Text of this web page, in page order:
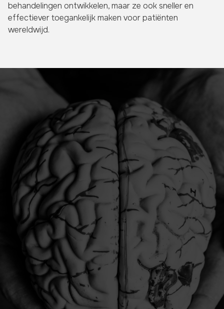
behandelingen ontwikkelen, maar ze ook sneller en
effectiever toegankelijk maken voor patiënten
wereldwijd.
Samen werken wij aan
de toekomst van
neuromodulatie
Om neuromodulatie breder bekend te maken, verzorgen
wij graag lezingen.
Wil je ons uitnodigen als spreker voor jouw vereniging,
LOK-groepvergadering, … of wil je zelf een onderwerp
voordragen tijdens onze wetenschappelijke staffen?
Neem dan gerust contact met ons op!